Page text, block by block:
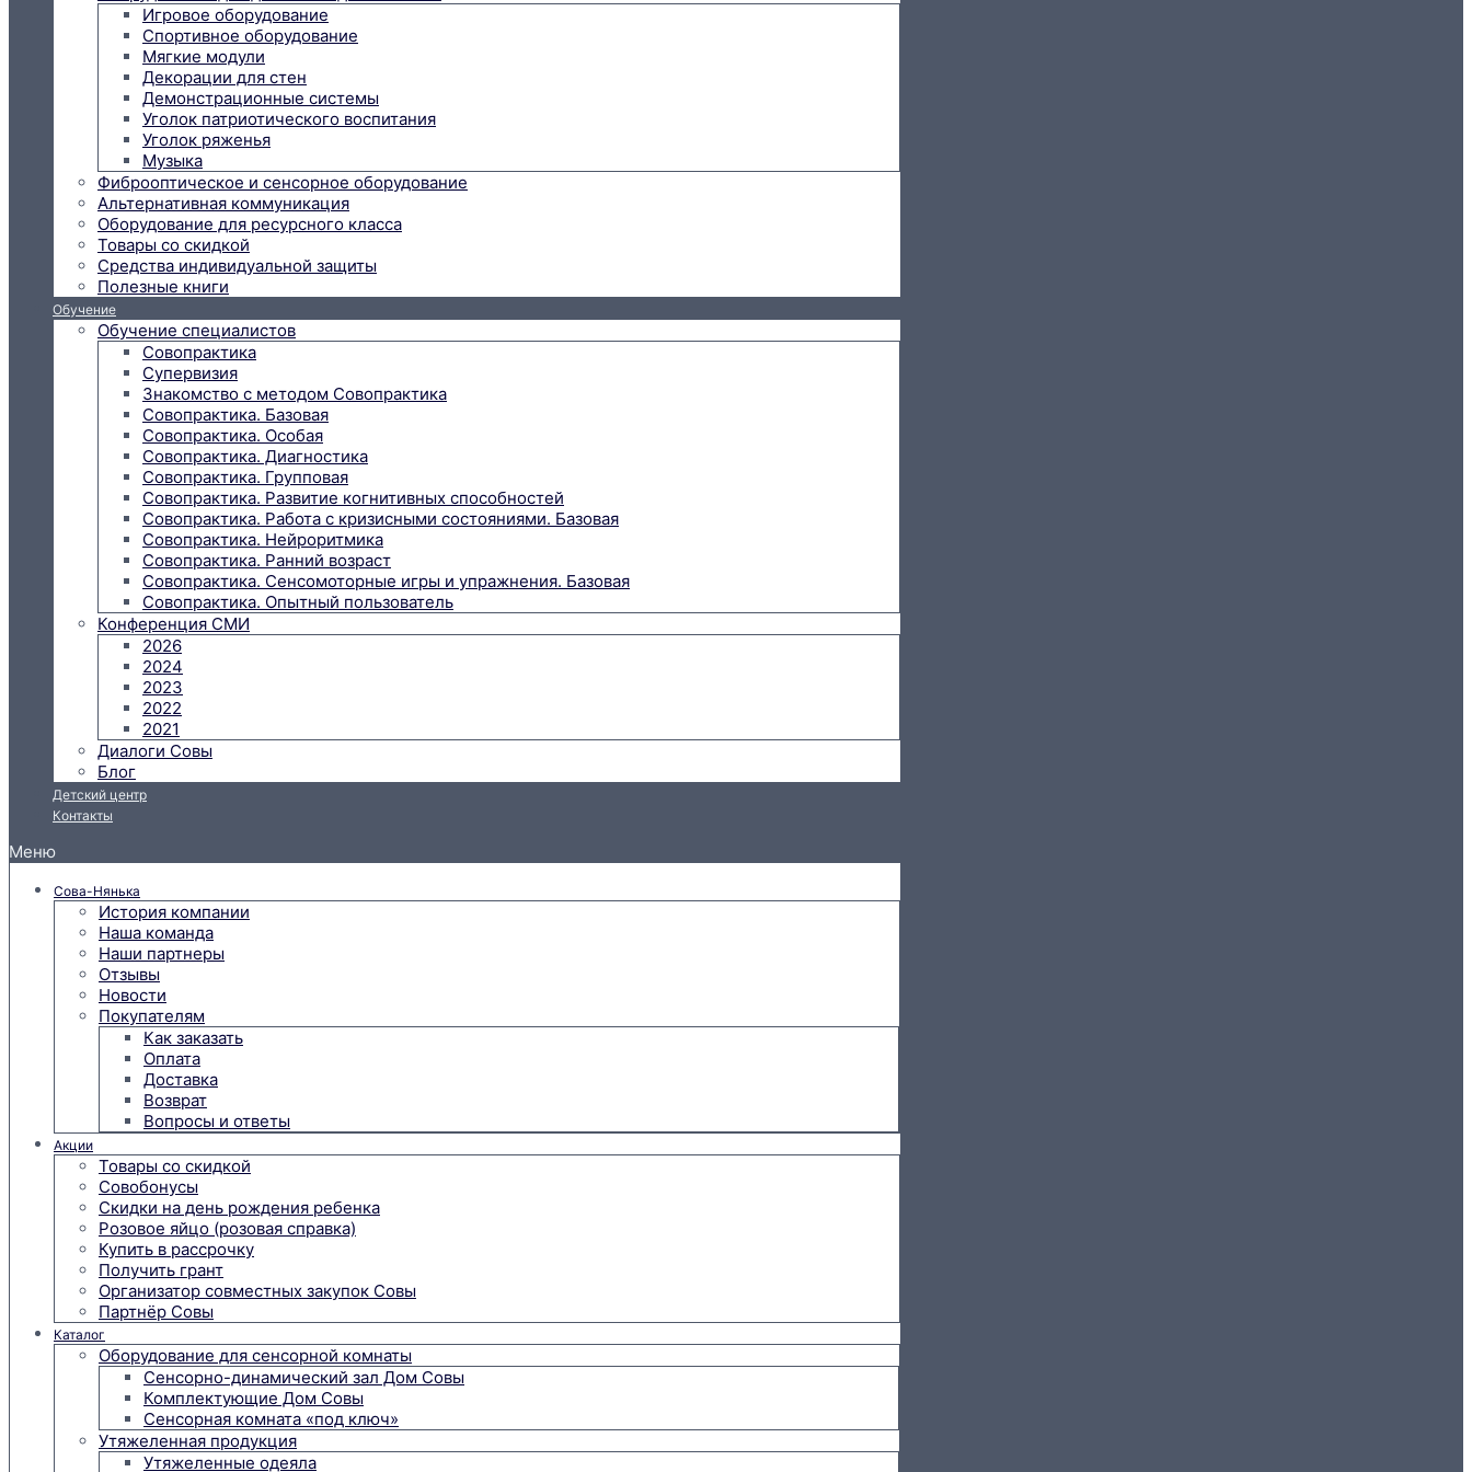
Игровое оборудование
Спортивное оборудование
Мягкие модули
Декорации для стен
Демонстрационные системы
Уголок патриотического воспитания
Уголок ряженья
Музыка
Фиброоптическое и сенсорное оборудование
Альтернативная коммуникация
Оборудование для ресурсного класса
Товары со скидкой
Средства индивидуальной защиты
Полезные книги
Обучение
Обучение специалистов
Совопрактика
Супервизия
Знакомство с методом Совопрактика
Совопрактика. Базовая
Совопрактика. Особая
Совопрактика. Диагностика
Совопрактика. Групповая
Совопрактика. Развитие когнитивных способностей
Совопрактика. Работа с кризисными состояниями. Базовая
Совопрактика. Нейроритмика
Совопрактика. Ранний возраст
Совопрактика. Сенсомоторные игры и упражнения. Базовая
Совопрактика. Опытный пользователь
Конференция СМИ
2026
2024
2023
2022
2021
Диалоги Совы
Блог
Детский центр
Контакты
Меню
Сова-Нянька
История компании
Наша команда
Наши партнеры
Отзывы
Новости
Покупателям
Как заказать
Оплата
Доставка
Возврат
Вопросы и ответы
Акции
Товары со скидкой
Совобонусы
Скидки на день рождения ребенка
Розовое яйцо (розовая справка)
Купить в рассрочку
Получить грант
Организатор совместных закупок Совы
Партнёр Совы
Каталог
Оборудование для сенсорной комнаты
Сенсорно-динамический зал Дом Совы
Комплектующие Дом Совы
Сенсорная комната «под ключ»
Утяжеленная продукция
Утяжеленные одеяла